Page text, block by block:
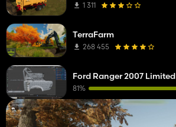
1 311
TerraFarm
268 455
Ford Ranger 2007 Limited
81%